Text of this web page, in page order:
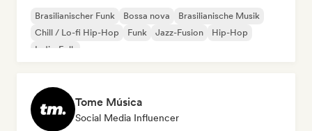
Brasilianischer Funk Bossa nova
Brasilianische Musik
Chill / Lo-fi Hip-Hop
Funk Jazz-Fusion
Hip-Hop
Indie-Folk
Tome Música
Social Media Influencer